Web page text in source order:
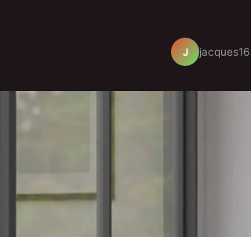
J jacques